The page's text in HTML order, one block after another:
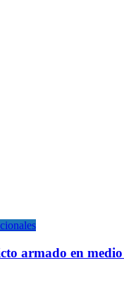
armado en